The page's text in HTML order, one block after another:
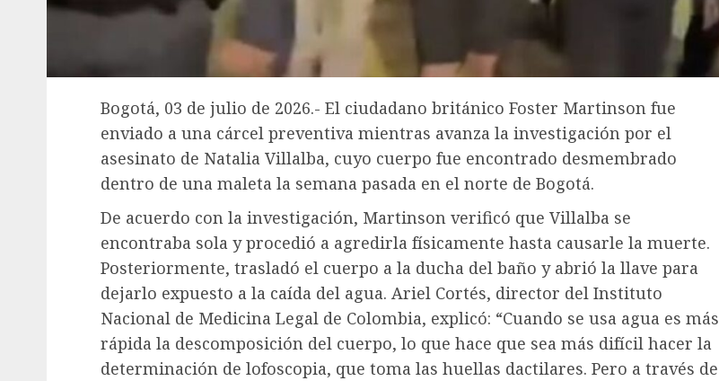
Bogotá, 03 de julio de 2026.- El ciudadano británico Foster Martinson fue
enviado a una cárcel preventiva mientras avanza la investigación por el
asesinato de Natalia Villalba, cuyo cuerpo fue encontrado desmembrado
dentro de una maleta la semana pasada en el norte de Bogotá.
De acuerdo con la investigación, Martinson verificó que Villalba se
encontraba sola y procedió a agredirla físicamente hasta causarle la muerte.
Posteriormente, trasladó el cuerpo a la ducha del baño y abrió la llave para
dejarlo expuesto a la caída del agua. Ariel Cortés, director del Instituto
Nacional de Medicina Legal de Colombia, explicó: “Cuando se usa agua es más
rápida la descomposición del cuerpo, lo que hace que sea más difícil hacer la
determinación de lofoscopia, que toma las huellas dactilares. Pero a través de